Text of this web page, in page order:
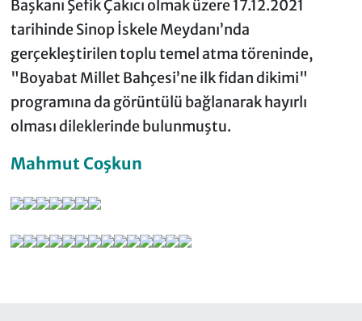
Başkanı Şefik Çakıcı olmak üzere 17.12.2021
tarihinde Sinop İskele Meydanı’nda
gerçekleştirilen toplu temel atma töreninde,
"Boyabat Millet Bahçesi’ne ilk fidan dikimi"
programına da görüntülü bağlanarak hayırlı
olması dileklerinde bulunmuştu.
Mahmut Coşkun